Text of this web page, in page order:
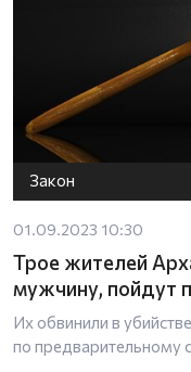
Закон
01.09.2023 10:30
Трое жителей
мужчину, пойдут
Их обвинили в
по предварительному